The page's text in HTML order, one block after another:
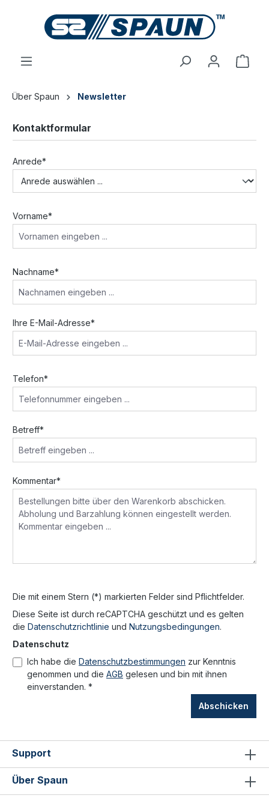
springen
Über Spaun Newsletter
Kontaktformular
Anrede*
Vorname*
Nachname*
Ihre E-Mail-Adresse*
Telefon*
Betreff*
Kommentar*
Die mit einem Stern (*) markierten Felder sind Pflichtfelder.
Diese Seite ist durch reCAPTCHA geschützt und es gelten
die Datenschutzrichtlinie und Nutzungsbedingungen.
Datenschutz
Ich habe die Datenschutzbestimmungen zur Kenntnis
genommen und die AGB gelesen und bin mit ihnen
einverstanden. *
Abschicken
Support
Über Spaun